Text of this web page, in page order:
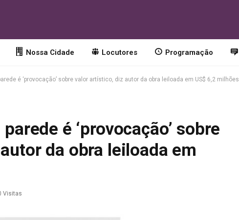
Nossa Cidade Locutores Programação
é ‘provocação’ sobre valor artístico, diz autor da obra leiloada em US$ 6,2 milhões
é ‘provocação’ sobre
da obra leiloada em
Visitas